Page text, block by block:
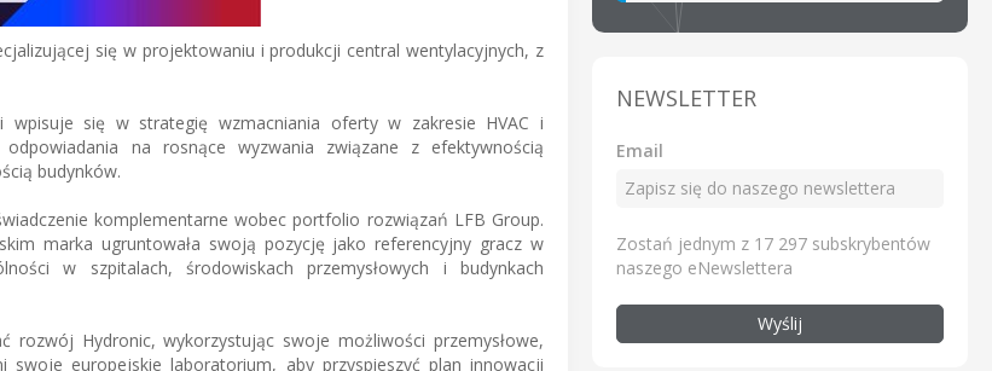
się w projektowaniu i produkcji central wentylacyjnych, z
się w strategię wzmacniania oferty w zakresie HVAC i
na rosnące wyzwania związane z efektywnością
budynków.
komplementarne wobec portfolio rozwiązań LFB Group.
marka ugruntowała swoją pozycję jako referencyjny gracz w
w szpitalach, środowiskach przemysłowych i budynkach
Hydronic, wykorzystując swoje możliwości przemysłowe,
europejskie laboratorium, aby przyspieszyć plan innowacji
NEWSLETTER
Email
Zostań jednym z 17 297 subskrybentów
naszego eNewslettera
Wyślij